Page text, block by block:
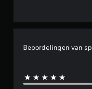
Beoordelingen van